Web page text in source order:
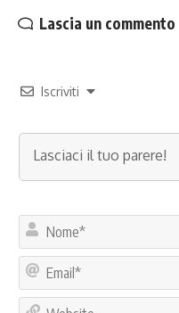
Lascia un commento
Iscriviti